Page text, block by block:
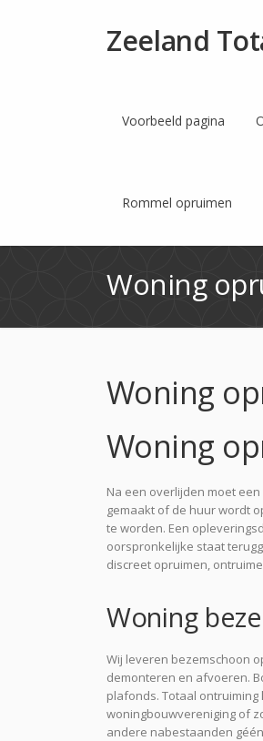
Zeeland
Voorbeeld pagina
Rommel opruimen
Woning
Woning
Woning
Na een overlijden moet
gemaakt of de huur wordt
te worden. Een
oorspronkelijke staat
discreet opruimen,
Woning
Wij leveren bezemschoon
demonteren en afvoeren.
plafonds. Totaal
woningbouwvereniging of
andere nabestaanden